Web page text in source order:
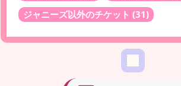
ジャニーズ以外のチケット (31)